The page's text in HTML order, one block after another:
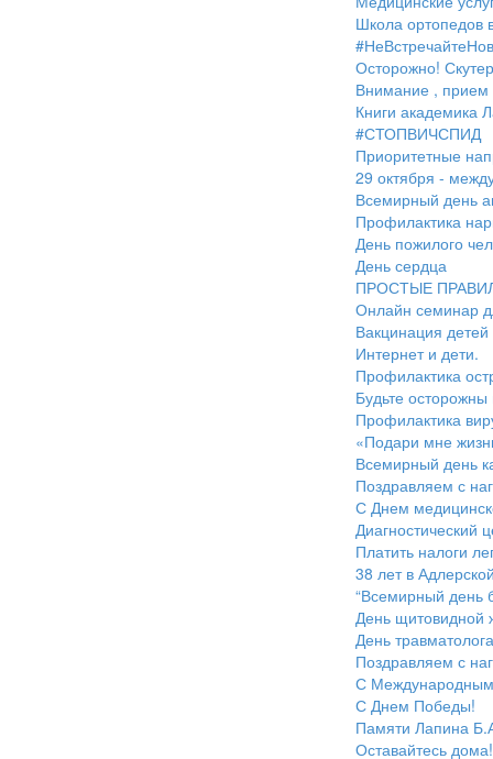
Школа ортопедов
Осторожно!
Внимание , прием
Книги академика
#СТОПВИЧСПИД
Приоритетные
29 октября -
Всемирный день
Профилактика
День пожилого
День сердца
ПРОСТЫЕ
Онлайн семинар
Вакцинация детей
Интернет и дети.
Профилактика
Будьте
Профилактика
«Подари мне
Всемирный день
Поздравляем с
С Днем
Диагностический
Платить налоги
38 лет в
“Всемирный день
День щитовидной
День травматолога
Поздравляем с
С
С Днем Победы!
Памяти Лапина
Оставайтесь дома!